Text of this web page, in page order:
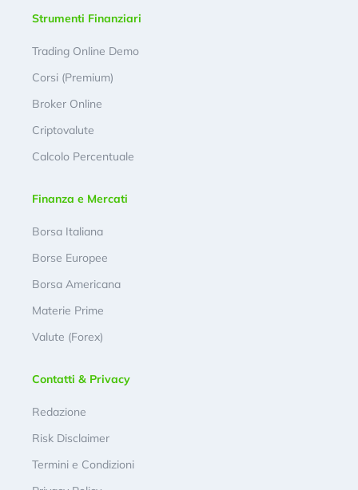
Strumenti Finanziari
Trading Online Demo
Corsi (Premium)
Broker Online
Criptovalute
Calcolo Percentuale
Finanza e Mercati
Borsa Italiana
Borse Europee
Borsa Americana
Materie Prime
Valute (Forex)
Contatti & Privacy
Redazione
Risk Disclaimer
Termini e Condizioni